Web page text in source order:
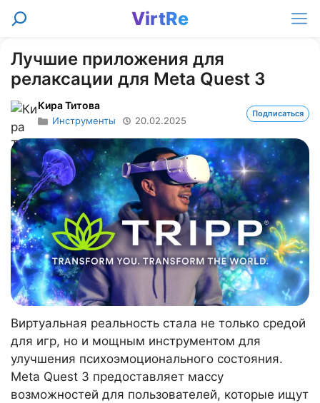
Перейти
VirtRe
Поиск
Лучшие приложения для
релаксации для Meta Quest 3
Кира Титова
Инструменты 20.02.2025
Подписаться
Виртуальная реальность стала не только средой
для игр, но и мощным инструментом для
улучшения психоэмоционального состояния.
Meta Quest 3 предоставляет массу
возможностей для пользователей, которые ищут